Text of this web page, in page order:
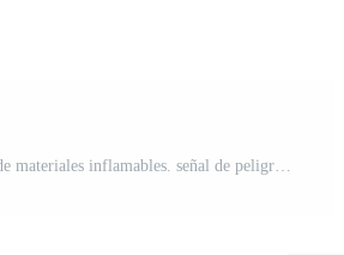
señal de advertencia de materiales inflamables. señal de peligro líquidos o materiales inflamables. conjunto de iconos de sustancias inflamables. iconos vectoriales Vector Pro